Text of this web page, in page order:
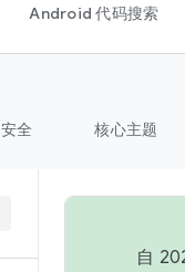
Android 代码搜索
安全 核心主题
自